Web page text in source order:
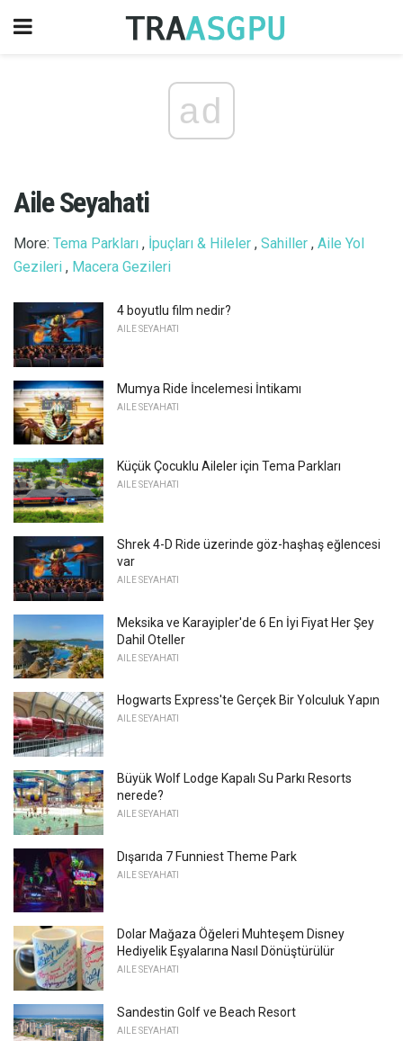
ad
Aile Seyahati
More: Tema Parkları , İpuçları & Hileler , Sahiller , Aile Yol
Gezileri , Macera Gezileri
4 boyutlu film nedir?
AILE SEYAHATI
Mumya Ride İncelemesi İntikamı
AILE SEYAHATI
Küçük Çocuklu Aileler için Tema Parkları
AILE SEYAHATI
Shrek 4-D Ride üzerinde göz-haşhaş eğlencesi
var
AILE SEYAHATI
Meksika ve Karayipler'de 6 En İyi Fiyat Her Şey
Dahil Oteller
AILE SEYAHATI
Hogwarts Express'te Gerçek Bir Yolculuk Yapın
AILE SEYAHATI
Büyük Wolf Lodge Kapalı Su Parkı Resorts
nerede?
AILE SEYAHATI
Dışarıda 7 Funniest Theme Park
AILE SEYAHATI
Dolar Mağaza Öğeleri Muhteşem Disney
Hediyelik Eşyalarına Nasıl Dönüştürülür
AILE SEYAHATI
Sandestin Golf ve Beach Resort
AILE SEYAHATI